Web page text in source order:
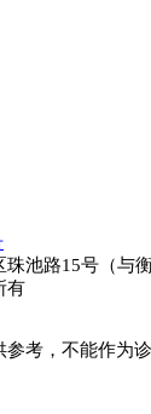
池路15号（与
有
参考，不能作为